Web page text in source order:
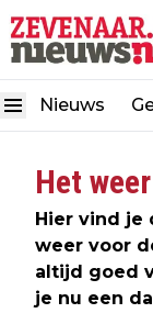
Nieuws
Het weer
Hier vind je
weer voor
altijd goed
je nu een